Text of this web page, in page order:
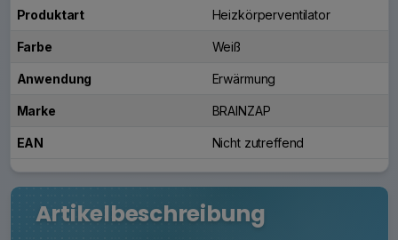
Produktart Heizkörperventilator
Farbe Weiß
Anwendung Erwärmung
Marke BRAINZAP
EAN Nicht zutreffend
Artikelbeschreibung